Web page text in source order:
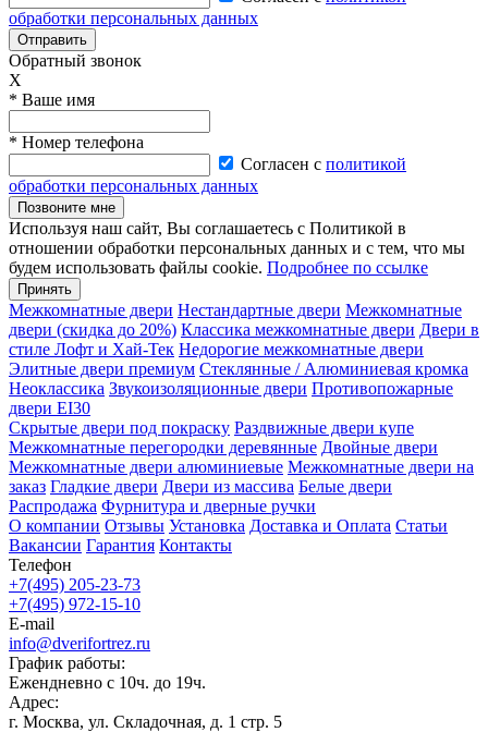
обработки персональных данных
Отправить
Обратный звонок
X
* Ваше имя
* Номер телефона
Согласен с политикой
обработки персональных данных
Позвоните мне
Используя наш сайт, Вы соглашаетесь с Политикой в
отношении обработки персональных данных и с тем, что мы
будем использовать файлы cookie. Подробнее по ссылке
Принять
Межкомнатные двери Нестандартные двери Межкомнатные
двери (скидка до 20%) Классика межкомнатные двери Двери в
стиле Лофт и Хай-Тек Недорогие межкомнатные двери
Элитные двери премиум Стеклянные / Алюминиевая кромка
Неоклассика Звукоизоляционные двери Противопожарные
двери EI30
Скрытые двери под покраску Раздвижные двери купе
Межкомнатные перегородки деревянные Двойные двери
Межкомнатные двери алюминиевые Межкомнатные двери на
заказ Гладкие двери Двери из массива Белые двери
Распродажа Фурнитура и дверные ручки
О компании Отзывы Установка Доставка и Оплата Статьи
Вакансии Гарантия Контакты
Телефон
+7(495) 205-23-73
+7(495) 972-15-10
E-mail
info@dverifortrez.ru
График работы:
Ежендневно с 10ч. до 19ч.
Адрес:
г. Москва, ул. Складочная, д. 1 стр. 5